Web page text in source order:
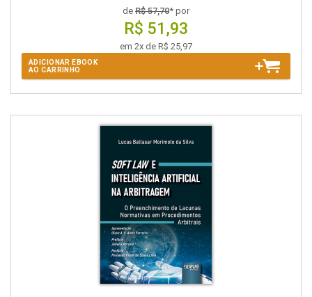
de R$ 57,70* por
R$ 51,93
em 2x de R$ 25,97
ADICIONAR EBOOK
AO CARRINHO